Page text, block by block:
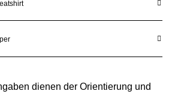
dienen der Orientierung und